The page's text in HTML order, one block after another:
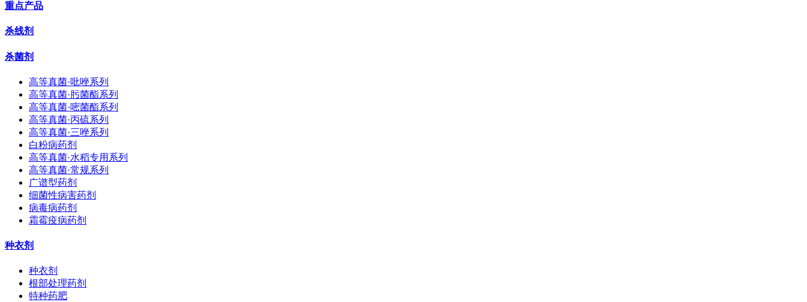
重点产品
杀线剂
杀菌剂
高等真菌·吡唑系列
高等真菌·肟菌酯系列
高等真菌·嘧菌酯系列
高等真菌·丙硫系列
高等真菌·三唑系列
白粉病药剂
高等真菌·水稻专用系列
高等真菌·常规系列
广谱型药剂
细菌性病害药剂
病毒病药剂
霜霉疫病药剂
种衣剂
种衣剂
根部处理药剂
特种药肥